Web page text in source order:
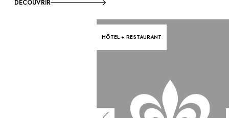
DÉCOUVRIR
HÔTEL + RESTAURANT